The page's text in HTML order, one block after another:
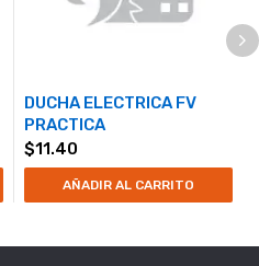
DUCHA ELECTRICA FV
PRACTICA
$11.40
AÑADIR AL CARRITO